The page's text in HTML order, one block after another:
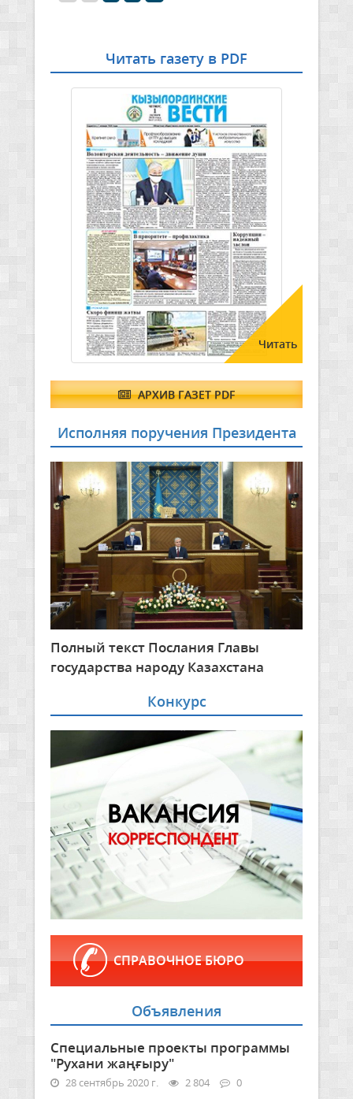
Читать газету в PDF
Читать
АРХИВ ГАЗЕТ PDF
Исполняя поручения Президента
Полный текст Послания Главы
государства народу Казахстана
Конкурс
СПРАВОЧНОЕ БЮРО
Объявления
Специальные проекты программы
"Рухани жаңғыру"
28 сентябрь 2020 г. 2 804 0